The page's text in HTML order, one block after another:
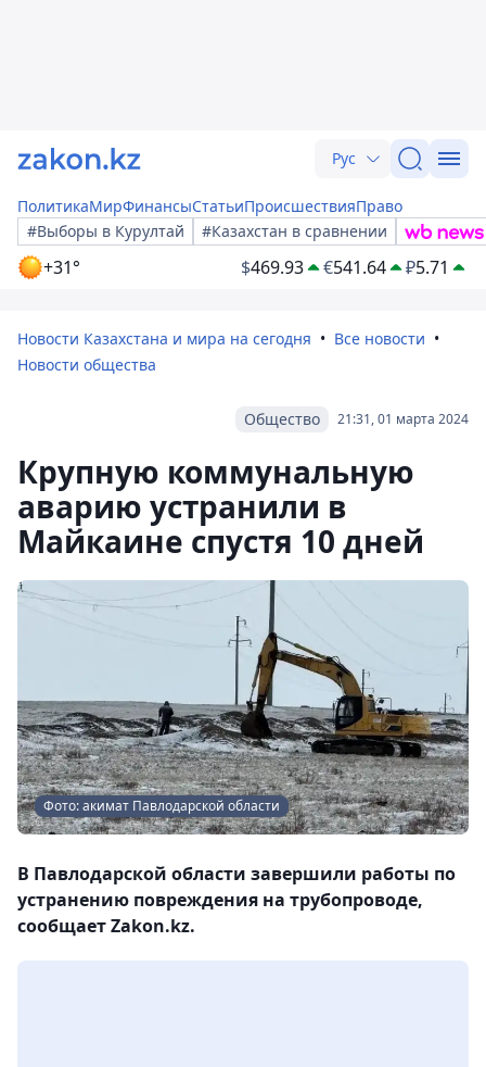
Рус
ПолитикаМирФинансыСтатьиПроисшествияПраво
#Выборы в Курултай
#Казахстан в сравнении
+31° $469.93 €541.64 ₽5.71
Новости Казахстана и мира на сегодня
Все новости
Новости общества
21:31, 01 марта 2024
Общество
Крупную коммунальную
аварию устранили в
Майкаине спустя 10 дней
Фото: акимат Павлодарской области
В Павлодарской области завершили работы по
устранению повреждения на трубопроводе,
сообщает Zakon.kz.